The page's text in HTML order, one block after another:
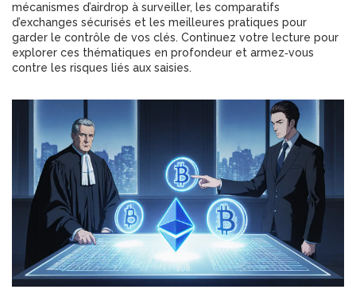
mécanismes d’airdrop à surveiller, les comparatifs
d’exchanges sécurisés et les meilleures pratiques pour
garder le contrôle de vos clés. Continuez votre lecture pour
explorer ces thématiques en profondeur et armez‑vous
contre les risques liés aux saisies.